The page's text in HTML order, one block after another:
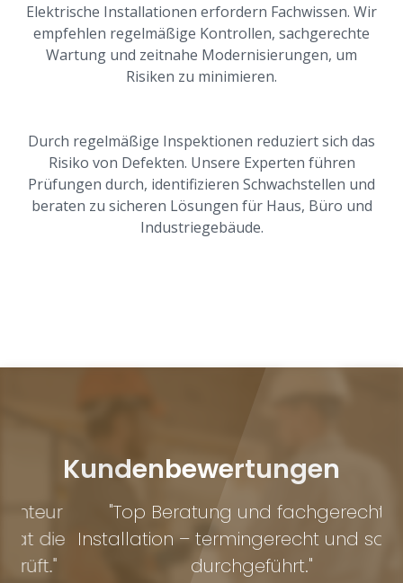
Elektrische Installationen erfordern Fachwissen. Wir
empfehlen regelmäßige Kontrollen, sachgerechte
Wartung und zeitnahe Modernisierungen, um
Risiken zu minimieren.
Durch regelmäßige Inspektionen reduziert sich das
Risiko von Defekten. Unsere Experten führen
Prüfungen durch, identifizieren Schwachstellen und
beraten zu sicheren Lösungen für Haus, Büro und
Industriegebäude.
Kundenbewertungen
"Top Beratung und fachgerechte
Installation – termingerecht und sauber
durchgeführt."